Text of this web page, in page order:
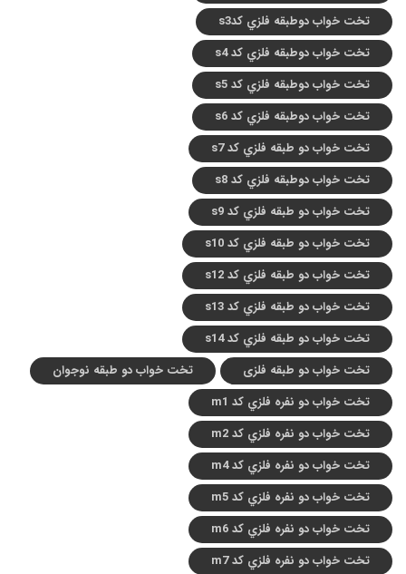
تخت خواب دوطبقه فلزي کدs3
تخت خواب دوطبقه فلزي کد s4
تخت خواب دوطبقه فلزي کد s5
تخت خواب دوطبقه فلزي کد s6
تخت خواب دو طبقه فلزي کد s7
تخت خواب دوطبقه فلزي کد s8
تخت خواب دو طبقه فلزي کد s9
تخت خواب دو طبقه فلزي کد s10
تخت خواب دو طبقه فلزي کد s12
تخت خواب دو طبقه فلزي کد s13
تخت خواب دو طبقه فلزي کد s14
تخت خواب دو طبقه فلزی
تخت خواب دو طبقه نوجوان
تخت خواب دو نفره فلزي کد m1
تخت خواب دو نفره فلزي کد m2
تخت خواب دو نفره فلزي کد m4
تخت خواب دو نفره فلزي کد m5
تخت خواب دو نفره فلزي کد m6
تخت خواب دو نفره فلزي کد m7